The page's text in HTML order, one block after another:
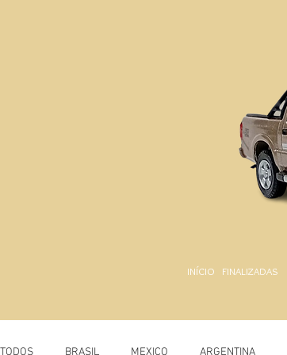
INÍCIO FINALIZADAS
TODOS BRASIL MEXICO ARGENTINA